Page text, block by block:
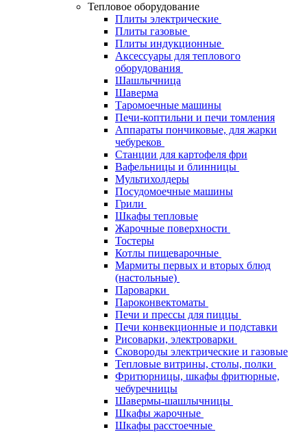
Тепловое оборудование
Плиты электрические
Плиты газовые
Плиты индукционные
Аксессуары для теплового
оборудования
Шашлычница
Шаверма
Таромоечные машины
Печи-коптильни и печи томления
Аппараты пончиковые, для жарки
чебуреков
Станции для картофеля фри
Вафельницы и блинницы
Мультихолдеры
Посудомоечные машины
Грили
Шкафы тепловые
Жарочные поверхности
Тостеры
Котлы пищеварочные
Мармиты первых и вторых блюд
(настольные)
Пароварки
Пароконвектоматы
Печи и прессы для пиццы
Печи конвекционные и подставки
Рисоварки, электроварки
Сковороды электрические и газовые
Тепловые витрины, столы, полки
Фритюрницы, шкафы фритюрные,
чебуречницы
Шавермы-шашлычницы
Шкафы жарочные
Шкафы расстоечные